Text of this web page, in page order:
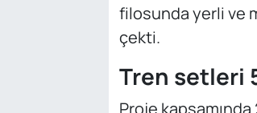
filosunda yerli ve
çekti.
Tren setleri
Proje kapsamında